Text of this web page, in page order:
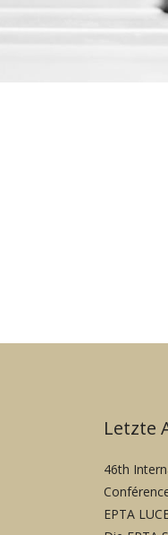
Letzte
46th
EPTA